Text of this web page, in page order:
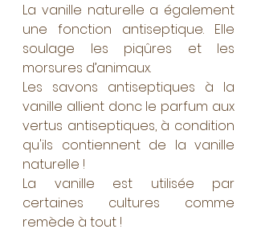
La vanille naturelle a également
une fonction antiseptique. Elle
soulage les piqûres et les
morsures d’animaux.
Les savons antiseptiques à la
vanille allient donc le parfum aux
vertus antiseptiques, à condition
qu'ils contiennent de la vanille
naturelle !
La vanille est utilisée par
certaines cultures comme
remède à tout !